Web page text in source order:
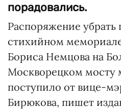
порадовались.
Распоряжение убрать
стихийном
Бориса Немцова на
Москворецком
поступило от вице-
Бирюкова, пишет